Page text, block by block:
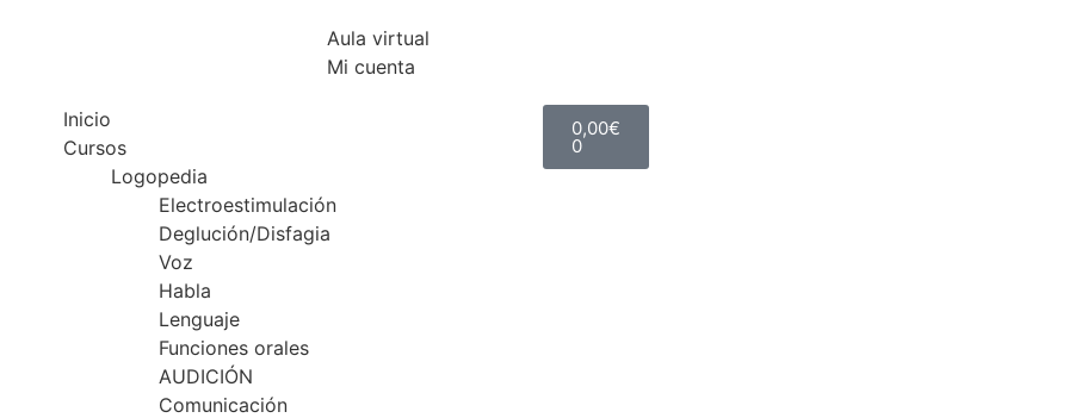
Aula virtual
Mi cuenta
Inicio
Cursos
Logopedia
Electroestimulación
Deglución/Disfagia
Voz
Habla
Lenguaje
Funciones orales
AUDICIÓN
Comunicación
0,00€
0